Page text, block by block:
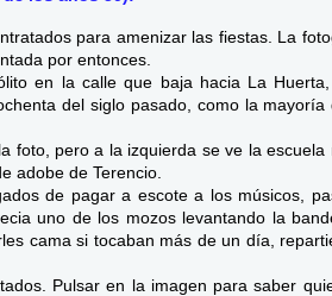
para amenizar las fiestas. La
por entonces.
en la calle que baja hacia La
del siglo pasado, como la mayoría
foto, pero a la izquierda se ve la escuela
adobe de Terencio.
de pagar a escote a los músicos,
uno de los mozos levantando la
cama si tocaban más de un día,
Pulsar en la imagen para saber